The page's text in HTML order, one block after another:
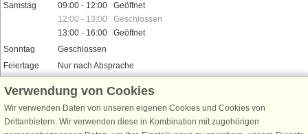
Samstag
09:00 - 12:00 Geöffnet
12:00 - 13:00 Geschlossen
13:00 - 16:00 Geöffnet
Sonntag
Geschlossen
Feiertage
Nur nach Absprache
Schließen Sie sich 100.000 Ferienhaus-Fans an
Verwendung von Cookies
Wir verwenden Daten von unseren eigenen Cookies und Cookies von
Drittanbietern. Wir verwenden diese in Kombination mit zugehörigen